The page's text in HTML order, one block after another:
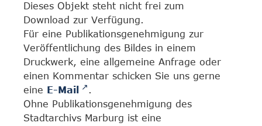
Dieses Objekt steht nicht frei zum
Download zur Verfügung.
Für eine Publikationsgenehmigung zur
Veröffentlichung des Bildes in einem
Druckwerk, eine allgemeine Anfrage oder
einen Kommentar schicken Sie uns gerne
eine E-Mail
.
Ohne Publikationsgenehmigung des
Stadtarchivs Marburg ist eine